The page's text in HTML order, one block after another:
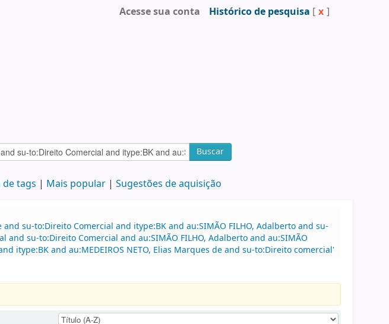
Acesse sua conta Histórico de pesquisa [ x ]
Buscar
de tags Mais popular Sugestões de aquisição
su-to:Direito Comercial and itype:BK and au:SIMÃO FILHO, Adalberto and su-
su-to:Direito Comercial and au:SIMÃO FILHO, Adalberto and au:SIMÃO
itype:BK and au:MEDEIROS NETO, Elias Marques de and su-to:Direito comercial'